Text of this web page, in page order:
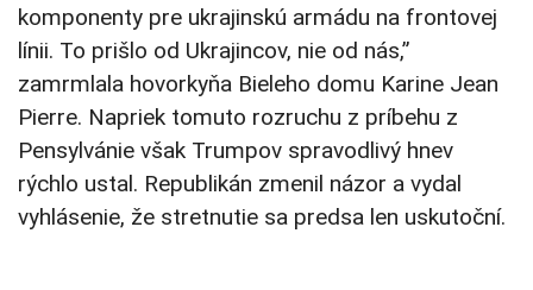
komponenty pre ukrajinskú armádu na frontovej
línii. To prišlo od Ukrajincov, nie od nás,”
zamrmlala hovorkyňa Bieleho domu Karine Jean
Pierre. Napriek tomuto rozruchu z príbehu z
Pensylvánie však Trumpov spravodlivý hnev
rýchlo ustal. Republikán zmenil názor a vydal
vyhlásenie, že stretnutie sa predsa len uskutoční.